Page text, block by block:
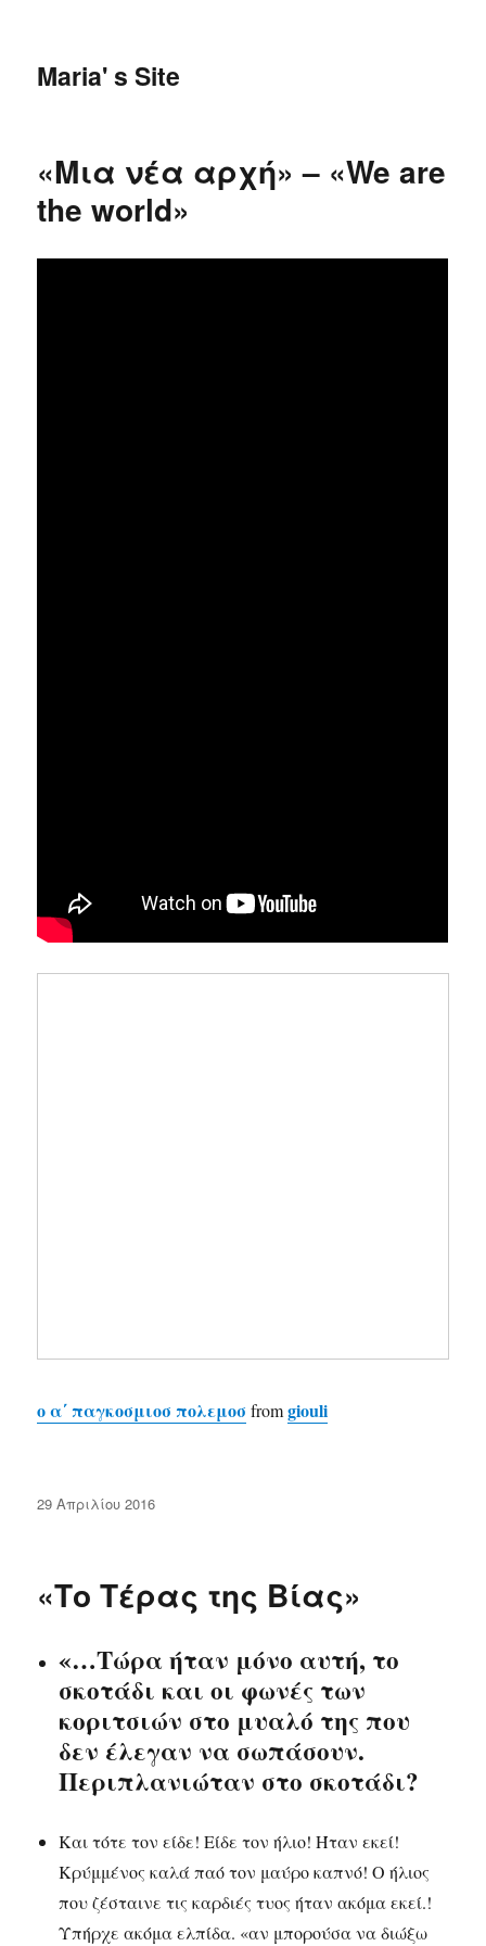
Maria' s Site
«Μια νέα αρχή» – «We are
the world»
ο α΄ παγκοσμιοσ πολεμοσ fromgiouli
Δημοσιεύτηκε
29 Απριλίου 2016
«Το Τέρας της Βίας»
«…Τώρα ήταν μόνο αυτή, το
σκοτάδι και οι φωνές των
κοριτσιών στο μυαλό της που
δεν έλεγαν να σωπάσουν.
Περιπλανιώταν στο σκοτάδι?
Και τότε τον είδε! Είδε τον ήλιο! Ήταν εκεί!
Κρύμμένος καλά παό τον μαύρο καπνό! Ο ήλιος
που ζέσταινε τις καρδιές τυος ήταν ακόμα εκεί.!
Υπήρχε ακόμα ελπίδα. «αν μπορούσα να διώξω